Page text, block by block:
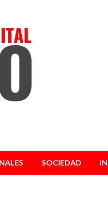
SOCIEDAD